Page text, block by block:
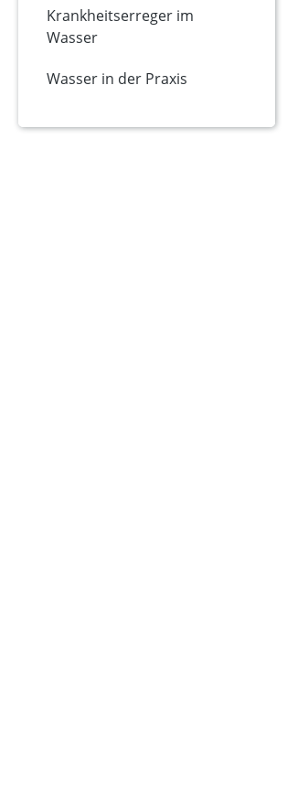
Krankheitserreger im
Wasser
Wasser in der Praxis